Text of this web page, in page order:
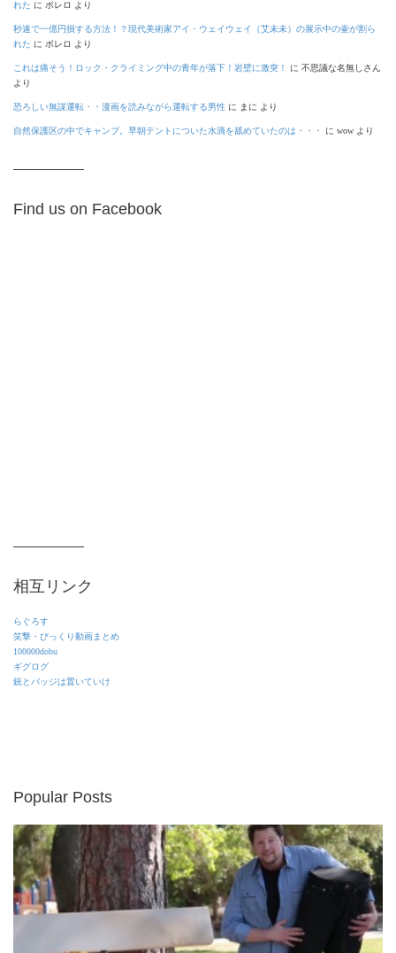
れた に ボレロ より
秒速で一億円損する方法！？現代美術家アイ・ウェイウェイ（艾未未）の展示中の壷が割ら
れた に ボレロ より
これは痛そう！ロック・クライミング中の青年が落下！岩壁に激突！ に 不思議な名無しさん
より
恐ろしい無謀運転・・漫画を読みながら運転する男性 に まに より
自然保護区の中でキャンプ。早朝テントについた水滴を舐めていたのは・・・ に wow より
Find us on Facebook
相互リンク
らぐろす
笑撃・びっくり動画まとめ
100000dobu
ギグログ
銃とバッジは置いていけ
Popular Posts